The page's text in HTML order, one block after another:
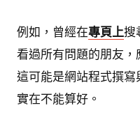
例如，曾經在專頁上搜
看過所有問題的朋友，
這可能是網站程式撰
實在不能算好。